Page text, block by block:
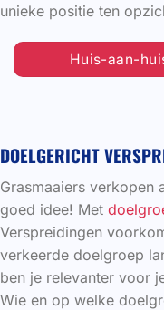
unieke positie ten
Huis-aan-
DOELGERICHT
Grasmaaiers verkopen
goed idee! Met
Verspreidingen
verkeerde doelgroep
ben je relevanter voor
Wie en op welke